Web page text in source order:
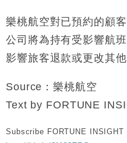
樂桃航空對已預約的顧
公司將為持有受影響航
影響旅客退款或更改其他
Source：樂桃航空
Text by FORTUNE
Subscribe FORTUNE INSIGHT